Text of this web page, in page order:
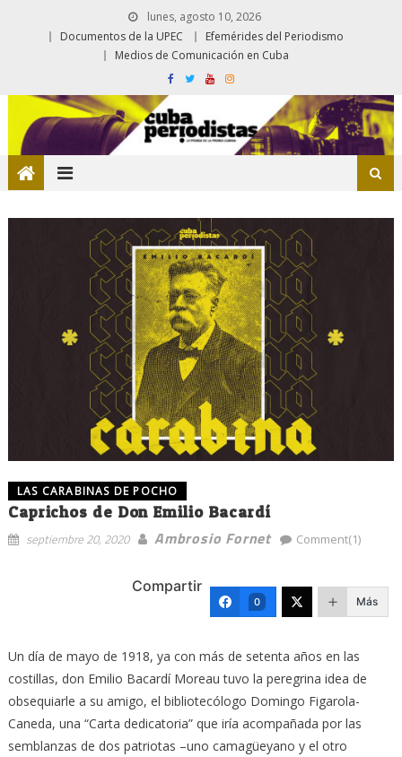
lunes, agosto 10, 2026
Documentos de la UPEC
Efemérides del Periodismo
Medios de Comunicación en Cuba
LAS CARABINAS DE POCHO
Caprichos de Don Emilio Bacardí
septiembre 20, 2020 Ambrosio Fornet Comment(1)
Compartir
0 Más
Un día de mayo de 1918, ya con más de setenta años en las
costillas, don Emilio Bacardí Moreau tuvo la peregrina idea de
obsequiarle a su amigo, el bibliotecólogo Domingo Figarola-
Caneda, una “Carta dedicatoria” que iría acompañada por las
semblanzas de dos patriotas –uno camagüeyano y el otro